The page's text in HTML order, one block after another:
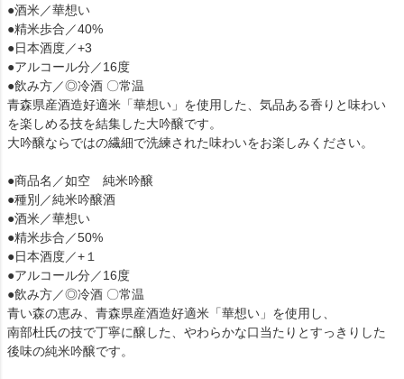
●酒米／華想い
●精米歩合／40%
●日本酒度／+3
●アルコール分／16度
●飲み方／◎冷酒 〇常温
青森県産酒造好適米「華想い」を使用した、気品ある香りと味わい
を楽しめる技を結集した大吟醸です。
大吟醸ならではの繊細で洗練された味わいをお楽しみください。
●商品名／如空 純米吟醸
●種別／純米吟醸酒
●酒米／華想い
●精米歩合／50%
●日本酒度／+１
●アルコール分／16度
●飲み方／◎冷酒 〇常温
青い森の恵み、青森県産酒造好適米「華想い」を使用し、
南部杜氏の技で丁寧に醸した、やわらかな口当たりとすっきりした
後味の純米吟醸です。